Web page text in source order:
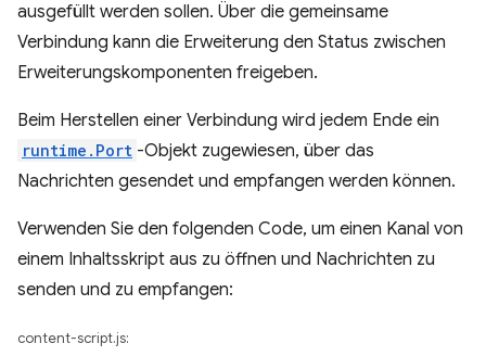
ausgefüllt werden sollen. Über die gemeinsame
Verbindung kann die Erweiterung den Status zwischen
Erweiterungskomponenten freigeben.
Beim Herstellen einer Verbindung wird jedem Ende ein
runtime.Port -Objekt zugewiesen, über das
Nachrichten gesendet und empfangen werden können.
Verwenden Sie den folgenden Code, um einen Kanal von
einem Inhaltsskript aus zu öffnen und Nachrichten zu
senden und zu empfangen:
content-script.js: